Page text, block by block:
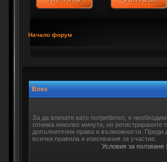
Начало форум
Влез
За да влизате като потребител, е
отнема няколко минути, но регистрираните
допълнителни права и възможности. Преди
всички правила и изисквания за участие.
Условия за ползване |